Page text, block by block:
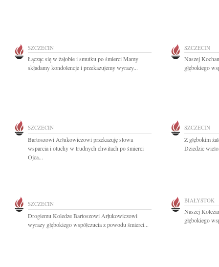
SZCZECIN
Łącząc się w żałobie i smutku po śmierci Mamy
składamy kondolencje i przekazujemy wyrazy...
SZCZECIN
Naszej
głębokiego
SZCZECIN
Bartoszowi Arłukowiczowi przekazuję słowa
wsparcia i otuchy w trudnych chwilach po śmierci
Ojca...
SZCZECIN
Z głębokim
Dziedzic
SZCZECIN
Drogiemu Koledze Bartoszowi Arłukowiczowi
wyrazy głębokiego współczucia z powodu śmierci...
BIAŁYSTOK
Naszej
głębokiego